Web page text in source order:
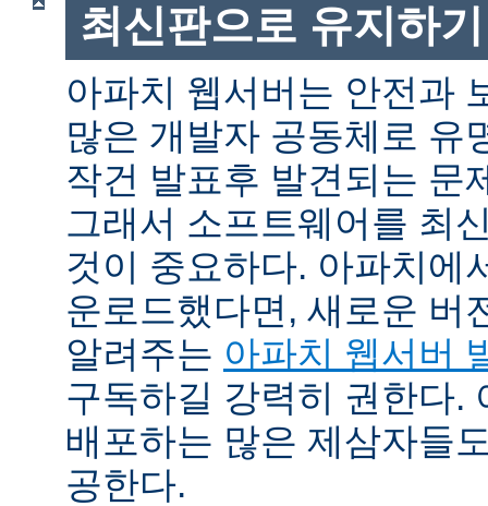
최신판으로 유지하기
아파치 웹서버는 안전과
많은 개발자 공동체로 유
작건 발표후 발견되는 문
그래서 소프트웨어를 최
것이 중요하다. 아파치에
운로드했다면, 새로운 버
알려주는 아파치 웹서버
구독하길 강력히 권한다.
배포하는 많은 제삼자들
공한다.